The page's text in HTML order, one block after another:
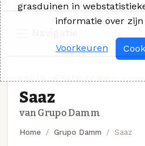
Saaz
van Grupo Damm
Home Grupo Damm Saaz
grasduinen in
informatie over
Voorkeuren